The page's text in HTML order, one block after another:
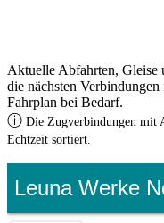
Aktuelle Abfahrten, Gleise
die nächsten
Fahrplan bei Bedarf.
ⓘ Die Zugverbindungen mit
Echtzeit sortiert.